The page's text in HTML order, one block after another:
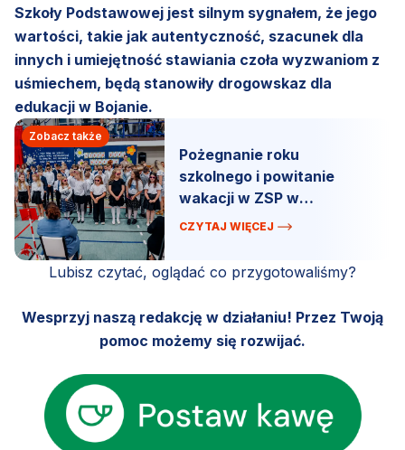
Szkoły Podstawowej jest silnym sygnałem, że jego
wartości, takie jak autentyczność, szacunek dla
innych i umiejętność stawiania czoła wyzwaniom z
uśmiechem, będą stanowiły drogowskaz dla
edukacji w Bojanie.
Zobacz także
Pożegnanie roku
szkolnego i powitanie
wakacji w ZSP w
Szemudzie.
CZYTAJ WIĘCEJ
Lubisz czytać, oglądać co przygotowaliśmy?
Wesprzyj naszą redakcję w działaniu! Przez Twoją
pomoc możemy się rozwijać.